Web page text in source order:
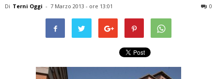
Di Terni Oggi - 7 Marzo 2013 - ore 13:01 0